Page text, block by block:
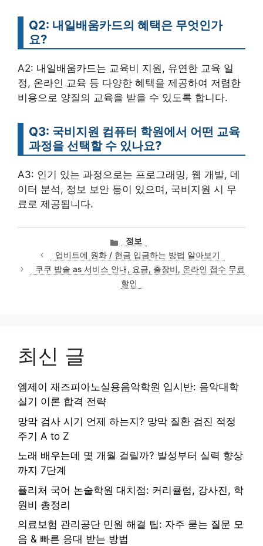
Q2: 내일배움카드의 혜택은 무엇인가
요?
A2: 내일배움카드는 교육비 지원, 유연한 교육 일
정, 온라인 교육 등 다양한 혜택을 제공하여 저렴한
비용으로 양질의 교육을 받을 수 있도록 합니다.
Q3: 국비지원 컴퓨터 학원에서 어떤 교육
과정을 선택할 수 있나요?
A3: 인기 있는 과정으로는 프로그래밍, 웹 개발, 데
이터 분석, 정보 보안 등이 있으며, 국비지원 시 무
료로 제공됩니다.
카
테
고
리
정보
업비트에 원화 / 현금 입금하는 방법 알아보기
쿠쿠 밥솥 as 서비스 안내, 요금, 출장비, 온라인 접수 무료
할인
최신 글
엠제이 재즈피아노실용음악학원 입시반: 음악대학
실기 이론 합격 전략
망막 검사 시기 언제 하는지? 망막 질환 검진 적정
주기 A to Z
노래 배우는데 몇 개월 걸릴까? 발성부터 실력 향상
까지 7단계
퓰리처 국어 논술학원 대치점: 커리큘럼, 강사진, 학
원비 총정리
의료보험 관리공단 민원 해결 팁: 자주 묻는 질문 모
음 & 빠른 응대 받는 방법